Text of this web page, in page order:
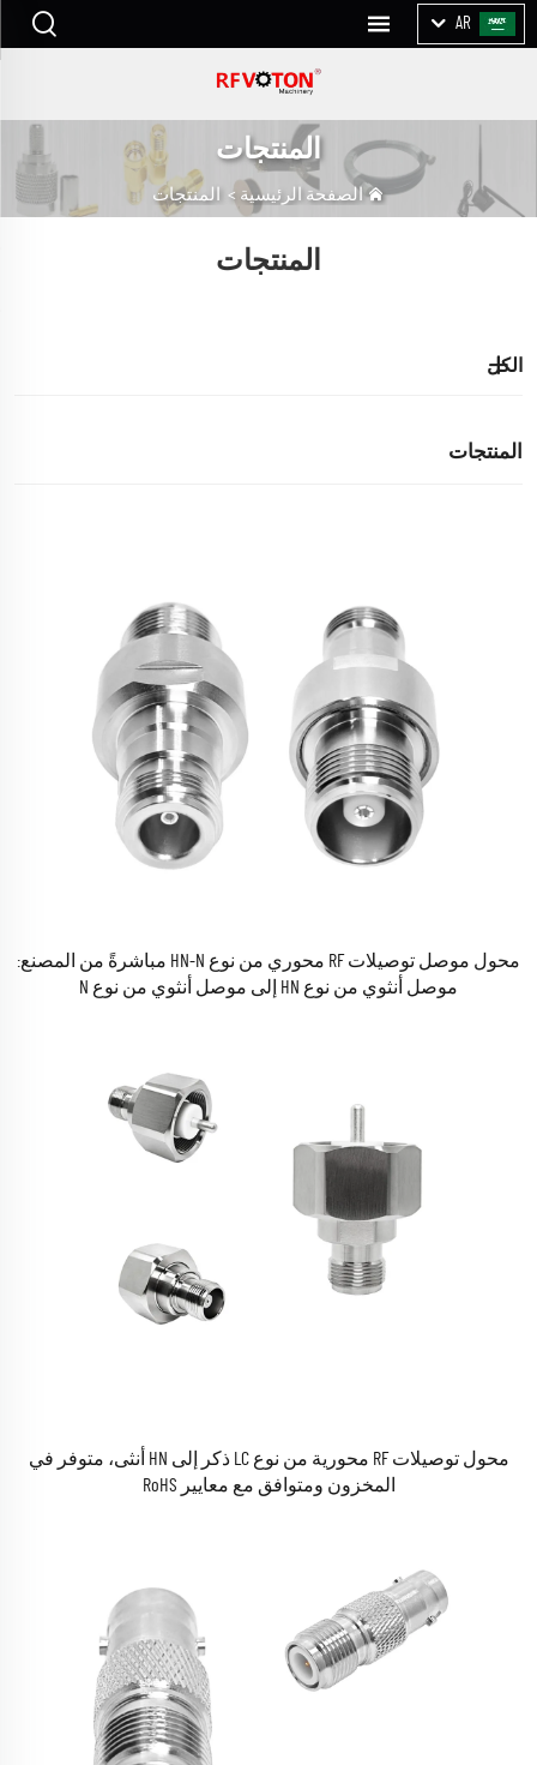
AR
المنتجات
الصفحة الرئيسية > المنتجات
المنتجات
الكل
المنتجات
محول موصل توصيلات RF محوري من نوع HN-N مباشرةً من المصنع:
موصل أنثوي من نوع HN إلى موصل أنثوي من نوع N
محول توصيلات RF محورية من نوع LC ذكر إلى HN أنثى، متوفر في
المخزون ومتوافق مع معايير RoHS